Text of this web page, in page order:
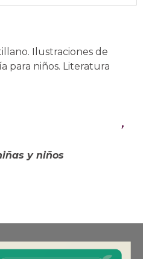
Ilustraciones de
para niños. Literatura
,
y niños